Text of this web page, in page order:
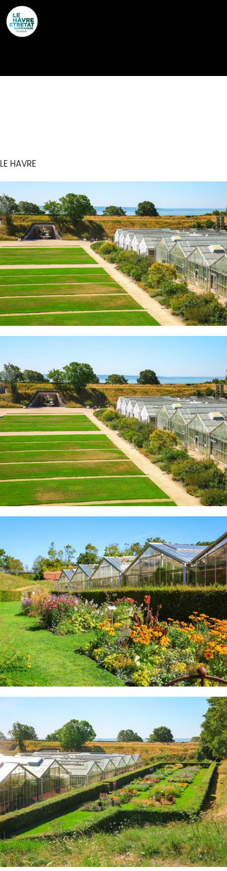
LE HAVRE
Cookies management panel